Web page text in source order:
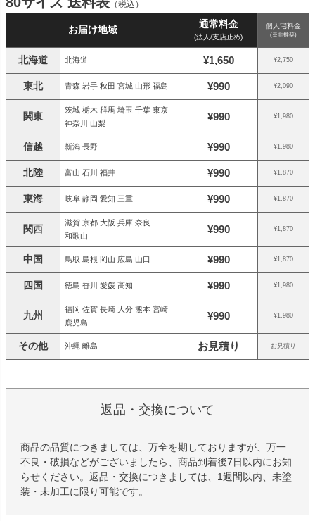
（税込）
お届け地域 通常料金
(法人/支店止め)
個人宅料金
(※非推奨)
北海道 北海道 ¥1,650 ¥2,750
東北 青森 岩手 秋田 宮城 山形 福島 ¥990 ¥2,090
関東
茨城 栃木 群馬 埼玉 千葉 東京
神奈川 山梨
¥990 ¥1,980
信越 新潟 長野 ¥990 ¥1,980
北陸 富山 石川 福井 ¥990 ¥1,870
東海 岐阜 静岡 愛知 三重 ¥990 ¥1,870
関西
滋賀 京都 大阪 兵庫 奈良
和歌山
¥990 ¥1,870
中国 鳥取 島根 岡山 広島 山口 ¥990 ¥1,870
四国 徳島 香川 愛媛 高知 ¥990 ¥1,980
九州
福岡 佐賀 長崎 大分 熊本 宮崎
鹿児島
¥990 ¥1,980
その他 沖縄 離島 お見積り お見積り
返品・交換について
商品の品質につきましては、万全を期しておりますが、万一
不良・破損などがございましたら、商品到着後7日以内にお知
らせください。返品・交換につきましては、1週間以内、未塗
装・未加工に限り可能です。